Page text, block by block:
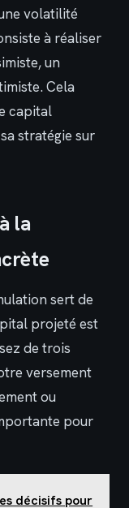
volatilité
à réaliser
un
Cela
capital
stratégie sur
la
sert de
projeté est
de trois
versement
ou
pour
décisifs pour